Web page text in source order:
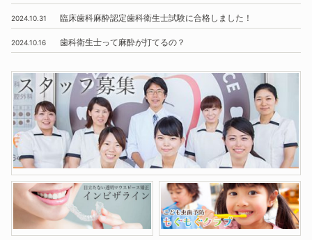
2024.10.31 臨床歯科麻酔認定歯科衛生士試験に合格しました！
2024.10.16 歯科衛生士って麻酔が打てるの？